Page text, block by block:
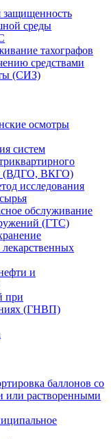
защищенность
среды
тахографов
средствами
(СИЗ)
осмотры
систем
(ВДГО, ВКГО)
исследования
обслуживание
(ГТС)
и
при
(ГНВП)
баллонов со
растворенными